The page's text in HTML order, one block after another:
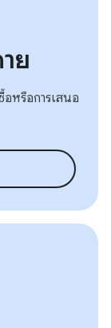
ย
อหรือการเสนอ